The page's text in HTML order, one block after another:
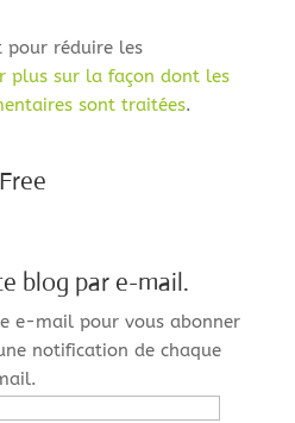
pour réduire les
plus sur la façon dont les
sont traitées.
blog par e-mail.
e-mail pour vous abonner
notification de chaque